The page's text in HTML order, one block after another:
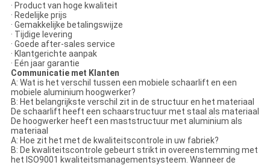
· Product van hoge kwaliteit
· Redelijke prijs
· Gemakkelijke betalingswijze
· Tijdige levering
· Goede after-sales service
· Klantgerichte aanpak
· Eén jaar garantie
Communicatie met Klanten
A: Wat is het verschil tussen een mobiele schaarlift en een
mobiele aluminium hoogwerker?
B: Het belangrijkste verschil zit in de structuur en het materiaal
De schaarlift heeft een schaarstructuur met staal als materiaal
De hoogwerker heeft een maststructuur met aluminium als
materiaal
A: Hoe zit het met de kwaliteitscontrole in uw fabriek?
B: De kwaliteitscontrole gebeurt strikt in overeenstemming met
het ISO9001 kwaliteitsmanagementsysteem. Wanneer de